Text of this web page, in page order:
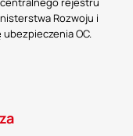
Rozwoju i
OC.